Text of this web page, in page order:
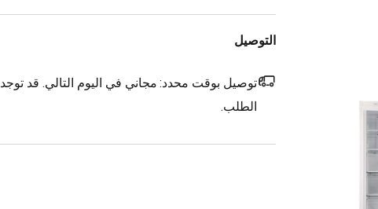
التوصيل
توصيل بوقت محدد: مجاني في اليوم التالي. قد
الطلب.